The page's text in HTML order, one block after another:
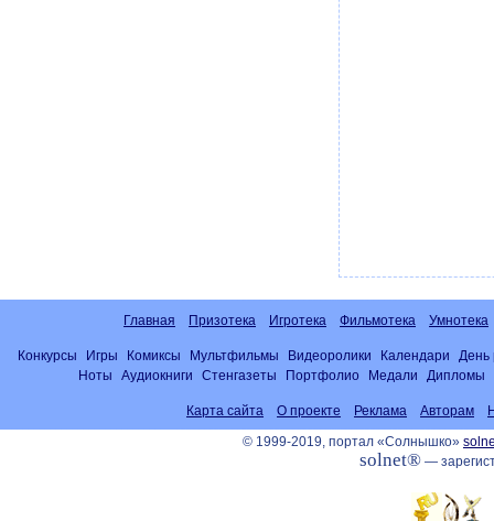
Главная Призотека Игротека Фильмотека Умнотека
Конкурсы Игры Комиксы Мультфильмы Видеоролики Календари
День
Ноты
Аудиокниги Стенгазеты Портфолио Медали Дипломы
Карта сайта О проекте Реклама Авторам
© 1999-2019, портал «Солнышко»
solnet®—